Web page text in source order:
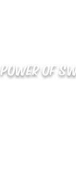
POWER OF